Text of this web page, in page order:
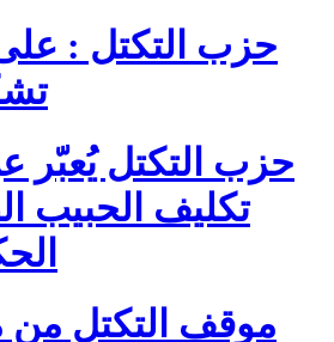
حزب التكتل : على
حزب التكتل يُعبّر
تكليف الحبيب
موقف التكتل من